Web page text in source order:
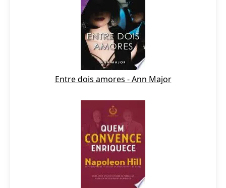
Entre dois amores - Ann Major